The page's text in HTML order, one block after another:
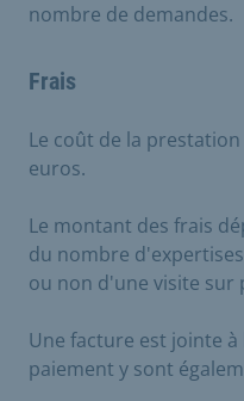
nombre de demandes.
Frais
Le coût de la
euros.
Le montant des frais
du nombre
ou non d'une visite sur
Une facture est jointe
paiement y sont